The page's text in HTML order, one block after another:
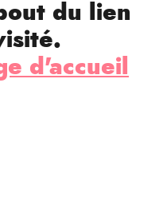
du lien
d'accueil